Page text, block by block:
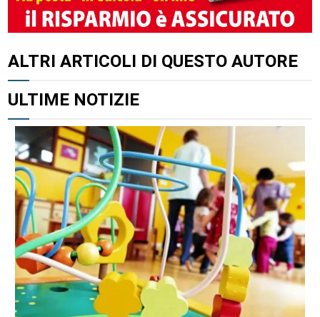
ALTRI ARTICOLI DI QUESTO AUTORE
ULTIME NOTIZIE